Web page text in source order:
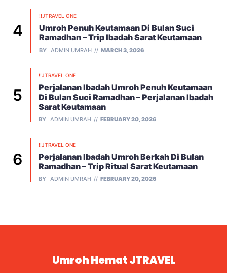
!!JTRAVEL ONE
Umroh Penuh Keutamaan Di Bulan Suci
Ramadhan – Trip Ibadah Sarat Keutamaan
BY ADMIN UMRAH MARCH 3, 2026
!!JTRAVEL ONE
Perjalanan Ibadah Umroh Penuh Keutamaan
Di Bulan Suci Ramadhan – Perjalanan Ibadah
Sarat Keutamaan
BY ADMIN UMRAH FEBRUARY 20, 2026
!!JTRAVEL ONE
Perjalanan Ibadah Umroh Berkah Di Bulan
Ramadhan – Trip Ritual Sarat Keutamaan
BY ADMIN UMRAH FEBRUARY 20, 2026
Umroh Hemat JTRAVEL